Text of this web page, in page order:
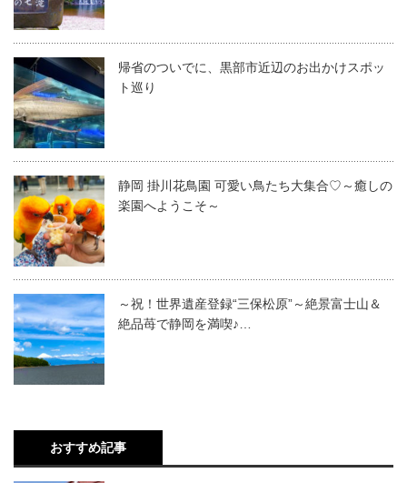
帰省のついでに、黒部市近辺のお出かけスポッ
ト巡り
静岡 掛川花鳥園 可愛い鳥たち大集合♡～癒しの
楽園へようこそ～
～祝！世界遺産登録“三保松原”～絶景富士山＆
絶品苺で静岡を満喫♪…
おすすめ記事